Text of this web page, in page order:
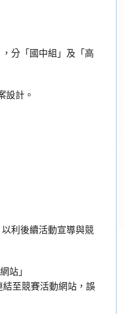
分「國中組」及「高
設計。
利後續活動宣導與競
站」
至競賽活動網站，誤